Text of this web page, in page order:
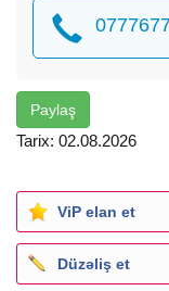
Paylaş
Tarix: 02.08.2026
ViP elan et
Düzəliş et